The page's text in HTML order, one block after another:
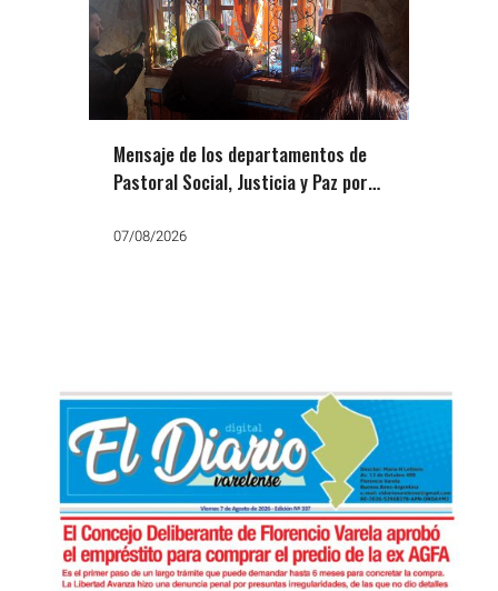
Mensaje de los departamentos de
Pastoral Social, Justicia y Paz por
trabajo, el pan y la paz»
07/08/2026